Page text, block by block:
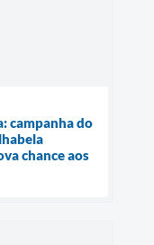
campanha do
chance aos